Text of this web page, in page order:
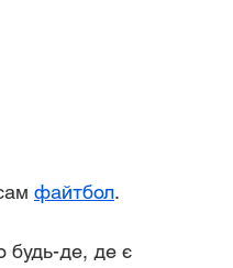
файтбол.
будь-де, де є